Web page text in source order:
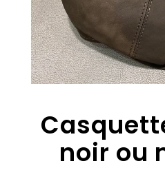
noir ou